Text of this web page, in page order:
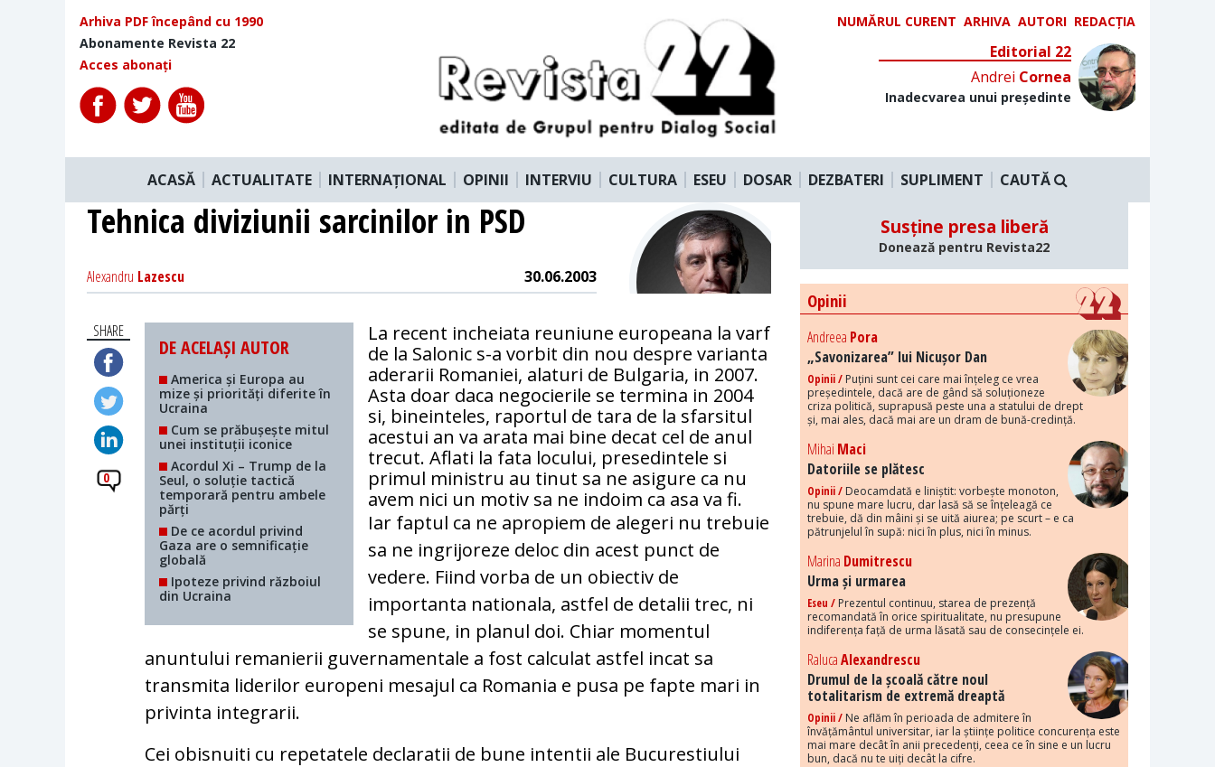
Arhiva PDF începând cu 1990
Abonamente Revista 22
Acces abonați
NUMĂRUL CURENT ARHIVA AUTORI REDACȚIA
Editorial 22
Andrei Cornea
Inadecvarea unui președinte
ACASĂ ACTUALITATE INTERNAȚIONAL OPINII INTERVIU CULTURA ESEU DOSAR DEZBATERI SUPLIMENT CAUTĂ
Tehnica diviziunii sarcinilor in PSD
Alexandru Lazescu 30.06.2003
SHARE
0
DE ACELAȘI AUTOR
America și Europa au
mize și priorități diferite în
Ucraina
Cum se prăbușește mitul
unei instituții iconice
Acordul Xi – Trump de la
Seul, o soluție tactică
temporară pentru ambele
părți
De ce acordul privind
Gaza are o semnificație
globală
Ipoteze privind războiul
din Ucraina
La recent incheiata reuniune europeana la varf
de la Salonic s-a vorbit din nou despre varianta
aderarii Romaniei, alaturi de Bulgaria, in 2007.
Asta doar daca negocierile se termina in 2004
si, bineinteles, raportul de tara de la sfarsitul
acestui an va arata mai bine decat cel de anul
trecut. Aflati la fata locului, presedintele si
primul ministru au tinut sa ne asigure ca nu
avem nici un motiv sa ne indoim ca asa va fi.
Iar faptul ca ne apropiem de alegeri nu trebuie
sa ne ingrijoreze deloc din acest punct de
vedere. Fiind vorba de un obiectiv de
importanta nationala, astfel de detalii trec, ni
se spune, in planul doi. Chiar momentul
anuntului remanierii guvernamentale a fost calculat astfel incat sa
transmita liderilor europeni mesajul ca Romania e pusa pe fapte mari in
privinta integrarii.
Cei obisnuiti cu repetatele declaratii de bune intentii ale Bucurestiului
Susține presa liberă
Donează pentru Revista22
Opinii
Andreea Pora
„Savonizarea” lui Nicușor Dan
Opinii / Puțini sunt cei care mai înțeleg ce vrea
președintele, dacă are de gând să soluționeze
criza politică, suprapusă peste una a statului de drept
și, mai ales, dacă mai are un dram de bună-credință.
Mihai Maci
Datoriile se plătesc
Opinii / Deocamdată e liniștit: vorbește monoton,
nu spune mare lucru, dar lasă să se înțeleagă ce
trebuie, dă din mâini și se uită aiurea; pe scurt – e ca
pătrunjelul în supă: nici în plus, nici în minus.
Marina Dumitrescu
Urma și urmarea
Eseu / Prezentul continuu, starea de prezență
recomandată în orice spiritualitate, nu presupune
indiferența față de urma lăsată sau de consecințele ei.
RalucaAlexandrescu
Drumul de la școală către noul
totalitarism de extremă dreaptă
Opinii / Ne aflăm în perioada de admitere în
învățământul universitar, iar la științe politice concurența este
mai mare decât în anii precedenți, ceea ce în sine e un lucru
bun, dacă nu te uiți decât la cifre.